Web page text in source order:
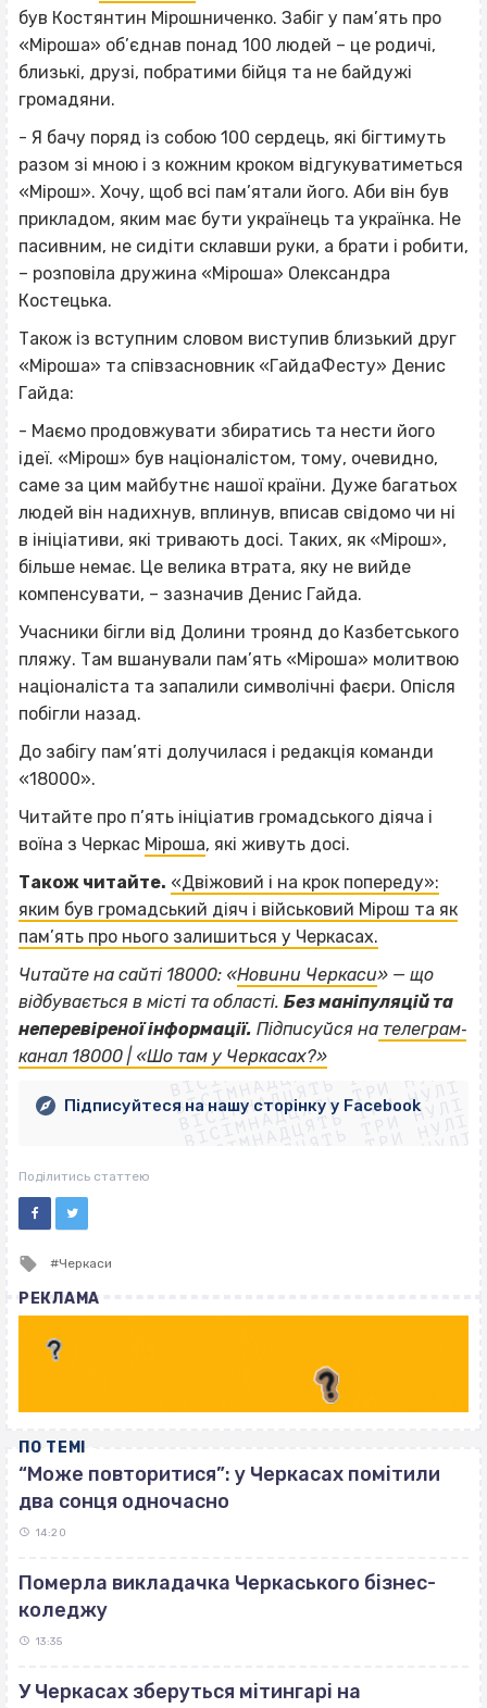
був Костянтин Мірошниченко. Забіг у пам’ять про
«Міроша» об’єднав понад 100 людей – це родичі,
близькі, друзі, побратими бійця та не байдужі
громадяни.
- Я бачу поряд із собою 100 сердець, які бігтимуть
разом зі мною і з кожним кроком відгукуватиметься
«Мірош». Хочу, щоб всі пам’ятали його. Аби він був
прикладом, яким має бути українець та українка. Не
пасивним, не сидіти склавши руки, а брати і робити,
– розповіла дружина «Міроша» Олександра
Костецька.
Також із вступним словом виступив близький друг
«Міроша» та співзасновник «ГайдаФесту» Денис
Гайда:
- Маємо продовжувати збиратись та нести його
ідеї. «Мірош» був націоналістом, тому, очевидно,
саме за цим майбутнє нашої країни. Дуже багатьох
людей він надихнув, вплинув, вписав свідомо чи ні
в ініціативи, які тривають досі. Таких, як «Мірош»,
більше немає. Це велика втрата, яку не вийде
компенсувати, – зазначив Денис Гайда.
Учасники бігли від Долини троянд до Казбетського
пляжу. Там вшанували пам’ять «Міроша» молитвою
націоналіста та запалили символічні фаєри. Опісля
побігли назад.
До забігу пам’яті долучилася і редакція команди
«18000».
Читайте про п’ять ініціатив громадського діяча і
воїна з Черкас Міроша, які живуть досі.
Також читайте. «Двіжовий і на крок попереду»:
яким був громадський діяч і військовий Мірош та як
пам’ять про нього залишиться у Черкасах.
Читайте на сайті 18000: «Новини Черкаси» — що
відбувається в місті та області. Без маніпуляцій та
неперевіреної інформації. Підписуйся на телеграм‐
канал 18000 | «Шо там у Черкасах?»
ВІСІМНАДЦЯТЬ ТРИ НУЛІ
ВІСІМНАДЦЯТЬ ТРИ НУЛІ
ВІСІМНАДЦЯТЬ ТРИ НУЛІ
ВІСІМНАДЦЯТЬ ТРИ НУЛІ
ВІСІМНАДЦЯТЬ ТРИ НУЛІ
ВІСІМНАДЦЯТЬ ТРИ НУЛІ
ВІСІМНАДЦЯТЬ ТРИ НУЛІ
ВІСІМНАДЦЯТЬ ТРИ НУЛІ
Підписуйтеся на нашу сторінку у Facebook
Поділитись статтею
Tagged
Черкаси
РЕКЛАМА
ПО ТЕМІ
“Може повторитися”: у Черкасах помітили
два сонця одночасно
14:20
Померла викладачка Черкаського бізнес-
коледжу
13:35
У Черкасах зберуться мітингарі на